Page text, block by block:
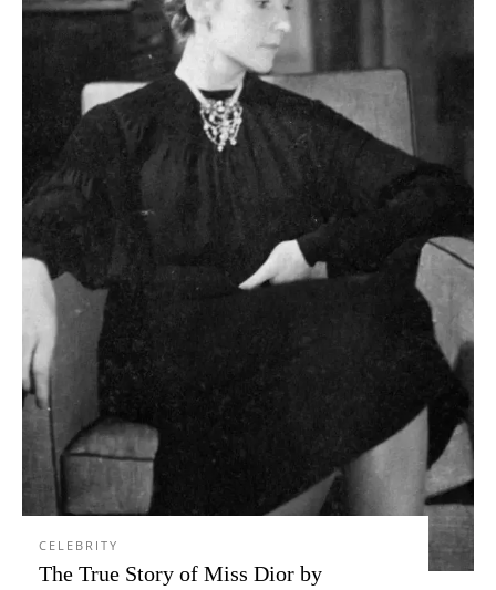
CELEBRITY
The True Story of Miss Dior by